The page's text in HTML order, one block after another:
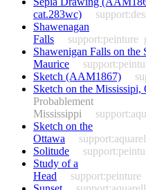
cat.283wc)
Shawenagan
Falls
support:peinture
Shawenigan Falls on the
Maurice
Sketch (AAM1867)
Sketch on the Mississipi,
Probablement
Mississippi
Sketch on the
Ottawa
Solitude
Study of a
Head
support:peinture